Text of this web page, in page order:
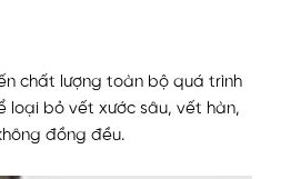
chất lượng toàn bộ quá trình
loại bỏ vết xước sâu, vết hàn,
đồng đều.